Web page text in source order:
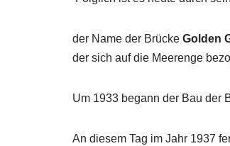
der Name der Brücke Golden
der sich auf die Meerenge
Um 1933 begann der Bau der
An diesem Tag im Jahr 1937